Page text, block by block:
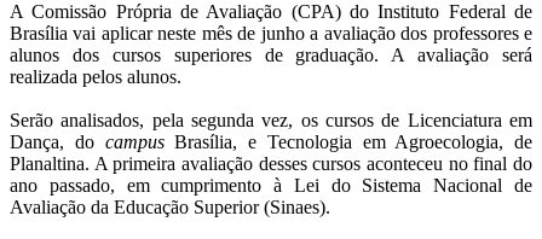
A Comissão Própria de Avaliação (CPA) do Instituto Federal de
Brasília vai aplicar neste mês de junho a avaliação dos professores e
alunos dos cursos superiores de graduação. A avaliação será
realizada pelos alunos.
Serão analisados, pela segunda vez, os cursos de Licenciatura em
Dança, do campusBrasília, e Tecnologia em Agroecologia, de
Planaltina. A primeira avaliação desses cursos aconteceu no final do
ano passado, em cumprimento à Lei do Sistema Nacional de
Avaliação da Educação Superior (Sinaes).